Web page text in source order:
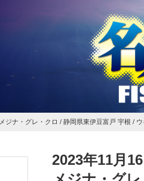
メジナ・グレ・クロ / 静岡県東伊豆富戸 宇根 /
2023年11月